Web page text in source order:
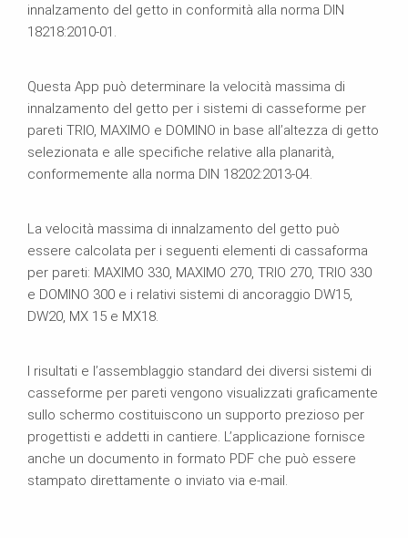
innalzamento del getto in conformità alla norma DIN
18218:2010-01.
Questa App può determinare la velocità massima di
innalzamento del getto per i sistemi di casseforme per
pareti TRIO, MAXIMO e DOMINO in base all’altezza di getto
selezionata e alle specifiche relative alla planarità,
conformemente alla norma DIN 18202:2013-04.
La velocità massima di innalzamento del getto può
essere calcolata per i seguenti elementi di cassaforma
per pareti: MAXIMO 330, MAXIMO 270, TRIO 270, TRIO 330
e DOMINO 300 e i relativi sistemi di ancoraggio DW15,
DW20, MX 15 e MX18.
I risultati e l’assemblaggio standard dei diversi sistemi di
casseforme per pareti vengono visualizzati graficamente
sullo schermo costituiscono un supporto prezioso per
progettisti e addetti in cantiere. L’applicazione fornisce
anche un documento in formato PDF che può essere
stampato direttamente o inviato via e-mail.